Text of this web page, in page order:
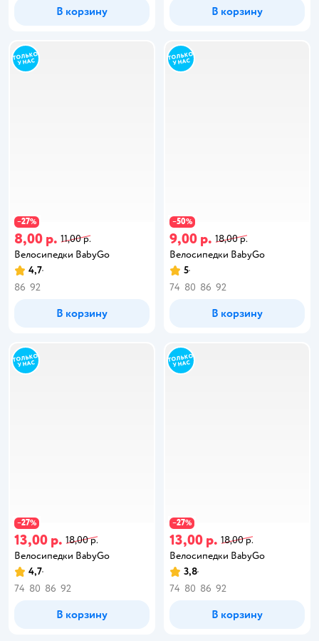
В корзину В корзину
−27%
8,00 р. 11,00 р.
Велосипедки BabyGo
4,7
86 92
В корзину
−50%
9,00 р. 18,00 р.
Велосипедки BabyGo
5
74 80 86 92
В корзину
−27%
13,00 р. 18,00 р.
Велосипедки BabyGo
4,7
74 80 86 92
В корзину
−27%
13,00 р. 18,00 р.
Велосипедки BabyGo
3,8
74 80 86 92
В корзину